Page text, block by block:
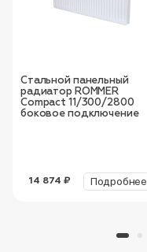
Стальной панельный
радиатор ROMMER
Compact 11/300/2800
боковое подключение
14 874 ₽ Подробнее